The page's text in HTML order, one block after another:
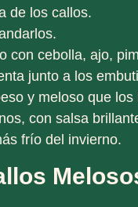
de los callos.
con cebolla, ajo,
junto a los
y meloso que los
con salsa
frío del invierno.